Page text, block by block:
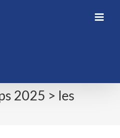
2025 > les